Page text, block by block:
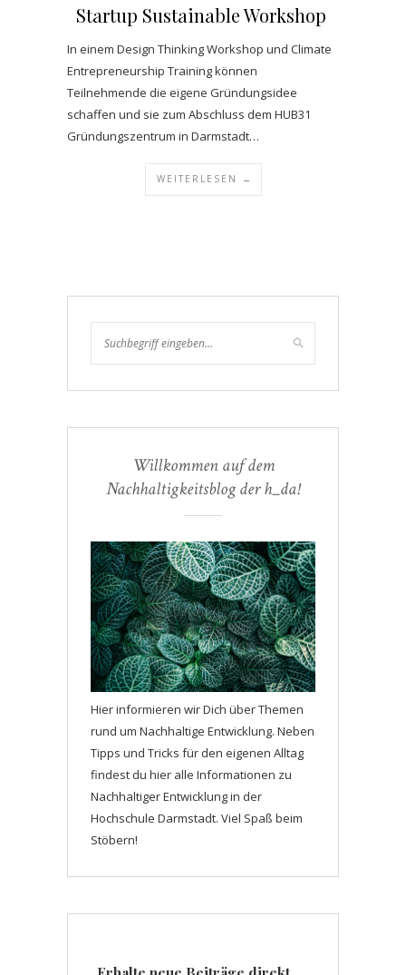
Startup Sustainable Workshop
In einem Design Thinking Workshop und Climate
Entrepreneurship Training können
Teilnehmende die eigene Gründungsidee
schaffen und sie zum Abschluss dem HUB31
Gründungszentrum in Darmstadt…
WEITERLESEN →
Willkommen auf dem
Nachhaltigkeitsblog der h_da!
Hier informieren wir Dich über Themen
rund um Nachhaltige Entwicklung. Neben
Tipps und Tricks für den eigenen Alltag
findest du hier alle Informationen zu
Nachhaltiger Entwicklung in der
Hochschule Darmstadt. Viel Spaß beim
Stöbern!